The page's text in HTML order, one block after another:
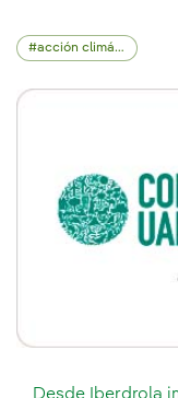
acción climática